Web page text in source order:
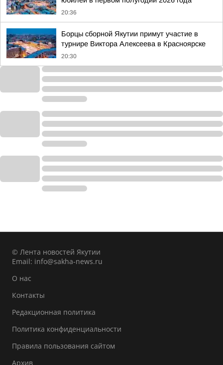
20:36
Борцы сборной Якутии примут участие в
турнире Виктора Алексеева в Красноярске
20:30
© Лента новостей Якутии
Email: info@sakha-news.ru
О нас
Контакты
Редакционная политика
Политика конфиденциальности
Правила пользования сайтом
Архив